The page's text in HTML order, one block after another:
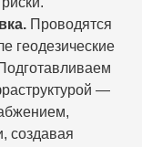
Проводятся
геодезические
—
создавая